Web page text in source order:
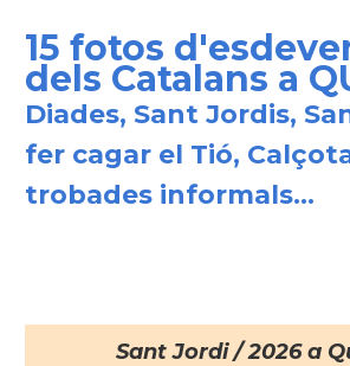
15 fotos
dels Catalans a
Diades, Sant Jordis,
fer cagar el Tió,
trobades informals...
Sant Jordi / 2026 a